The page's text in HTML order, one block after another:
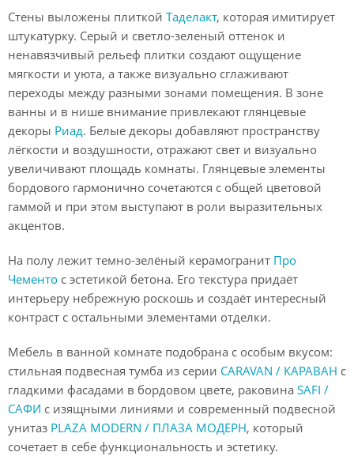
Стены выложены плиткой Таделакт, которая имитирует
штукатурку. Серый и светло-зеленый оттенок и
ненавязчивый рельеф плитки создают ощущение
мягкости и уюта, а также визуально сглаживают
переходы между разными зонами помещения. В зоне
ванны и в нише внимание привлекают глянцевые
декоры Риад. Белые декоры добавляют пространству
лёгкости и воздушности, отражают свет и визуально
увеличивают площадь комнаты. Глянцевые элементы
бордового гармонично сочетаются с общей цветовой
гаммой и при этом выступают в роли выразительных
акцентов.
На полу лежит темно-зелёный керамогранит Про
Чементо с эстетикой бетона. Его текстура придаёт
интерьеру небрежную роскошь и создаёт интересный
контраст с остальными элементами отделки.
Мебель в ванной комнате подобрана с особым вкусом:
стильная подвесная тумба из серии CARAVAN / КАРАВАН с
гладкими фасадами в бордовом цвете, раковина SAFI /
САФИ с изящными линиями и современный подвесной
унитаз PLAZA MODERN / ПЛАЗА МОДЕРН, который
сочетает в себе функциональность и эстетику.